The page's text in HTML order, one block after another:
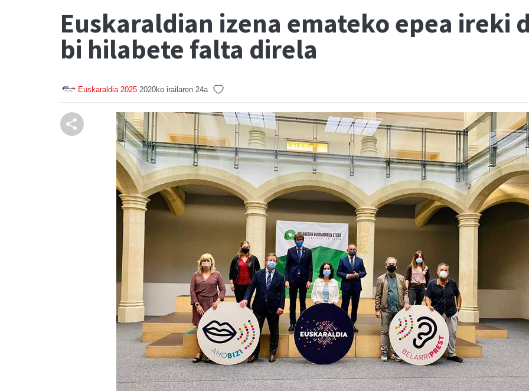
Euskaraldian izena emateko epea ireki
bi hilabete falta direla
Euskaraldia 2025 2020ko irailaren 24a